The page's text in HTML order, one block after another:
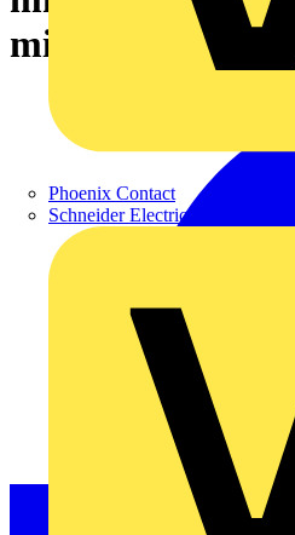
Phoenix Contact
Schneider Electric
mit